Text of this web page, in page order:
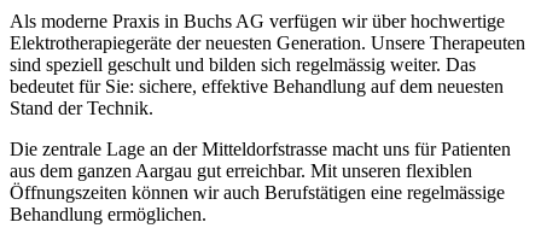
Als moderne Praxis in Buchs AG verfügen wir über hochwertige
Elektrotherapiegeräte der neuesten Generation. Unsere Therapeuten
sind speziell geschult und bilden sich regelmässig weiter. Das
bedeutet für Sie: sichere, effektive Behandlung auf dem neuesten
Stand der Technik.
Die zentrale Lage an der Mitteldorfstrasse macht uns für Patienten
aus dem ganzen Aargau gut erreichbar. Mit unseren flexiblen
Öffnungszeiten können wir auch Berufstätigen eine regelmässige
Behandlung ermöglichen.